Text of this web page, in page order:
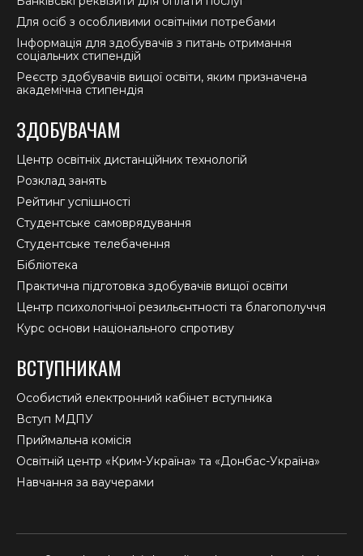
Для осіб з особливими освітніми потребами
Інформація для здобувачів з питань отримання
соціальних стипендій
Реєстр здобувачів вищої освіти, яким призначена
академічна стипендія
ЗДОБУВАЧАМ
Центр освітніх дистанційних технологій
Розклад занять
Рейтинг успішності
Студентське самоврядування
Студентське телебачення
Бібліотека
Практична підготовка здобувачів вищої освіти
Центр психологічної резильєнтності та благополуччя
Курс основи національного спротиву
ВСТУПНИКАМ
Особистий електронний кабінет вступника
Вступ МДПУ
Приймальна комісія
Освітній центр «Крим-Україна» та «Донбас-Україна»
Навчання за ваучерами